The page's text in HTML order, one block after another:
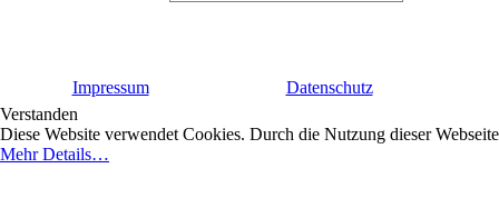
Impressum
Datenschutz
Verstanden
Diese Website verwendet Cookies. Durch die Nutzung dieser
Mehr Details…